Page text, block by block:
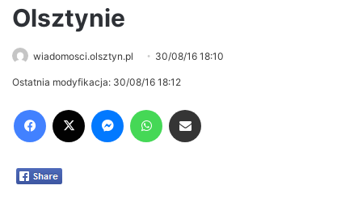
Olsztynie
wiadomosci.olsztyn.pl 30/08/16 18:10
Ostatnia modyfikacja: 30/08/16 18:12